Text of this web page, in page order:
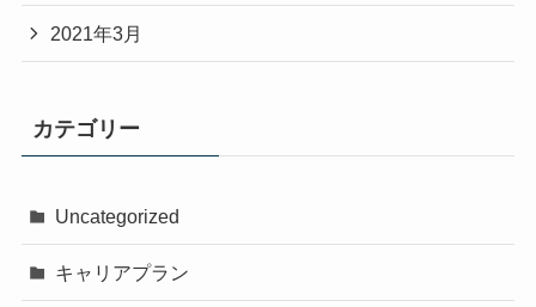
2021年3月
カテゴリー
Uncategorized
キャリアプラン